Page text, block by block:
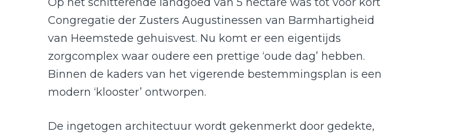
Op het schitterende landgoed van 5 hectare was tot voor kort
Congregatie der Zusters Augustinessen van Barmhartigheid
van Heemstede gehuisvest. Nu komt er een eigentijds
zorgcomplex waar oudere een prettige ‘oude dag’ hebben.
Binnen de kaders van het vigerende bestemmingsplan is een
modern ‘klooster’ ontworpen.
De ingetogen architectuur wordt gekenmerkt door gedekte,